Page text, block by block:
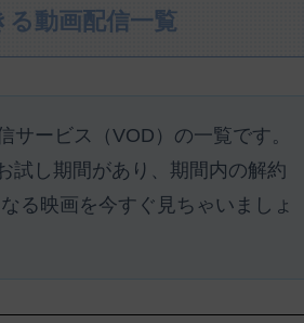
動画配信一覧
ービス（VOD）の一覧です。
試し期間があり、期間内の解約
る映画を今すぐ見ちゃいましょ